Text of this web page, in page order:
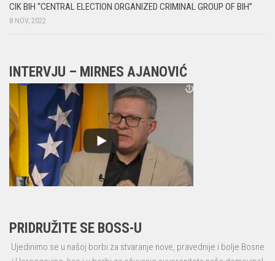
CIK BIH “CENTRAL ELECTION ORGANIZED CRIMINAL GROUP OF BIH”
8 NOV, 2022
INTERVJU – MIRNES AJANOVIĆ
PRIDRUŽITE SE BOSS-U
Ujedinimo se u našoj borbi za stvaranje nove, pravednije i bolje Bosne